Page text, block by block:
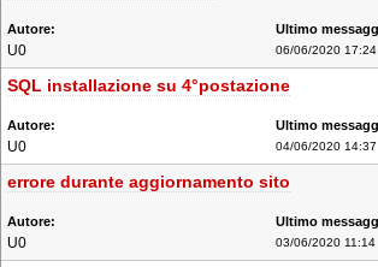
U0 06/06/2020 17:24
SQL installazione su 4°postazione
U0 04/06/2020 14:37
errore durante aggiornamento sito
U0 03/06/2020 11:14